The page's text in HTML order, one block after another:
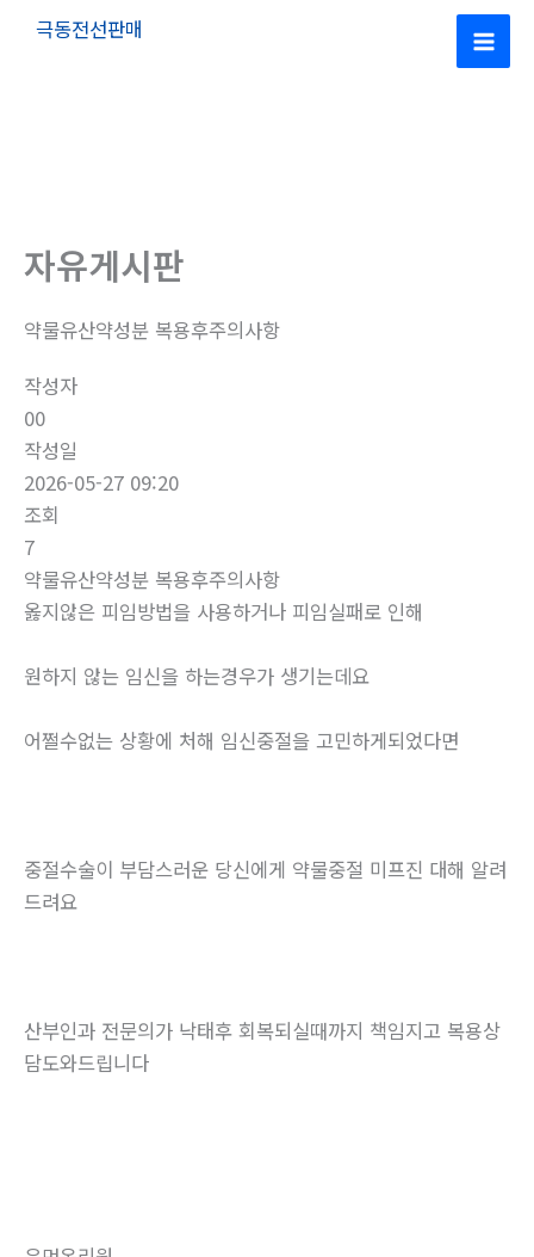
극동전선판매
Main
자유게시판
약물유산약성분 복용후주의사항
작성자
00
작성일
2026-05-27 09:20
조회
7
약물유산약성분 복용후주의사항
옳지않은 피임방법을 사용하거나 피임실패로 인해
원하지 않는 임신을 하는경우가 생기는데요
어쩔수없는 상황에 처해 임신중절을 고민하게되었다면
중절수술이 부담스러운 당신에게 약물중절 미프진 대해 알려
드려요
산부인과 전문의가 낙태후 회복되실때까지 책임지고 복용상
담도와드립니다